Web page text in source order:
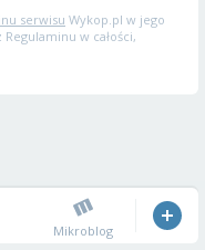
serwisu Wykop.pl w jego
w całości,
Mikroblog